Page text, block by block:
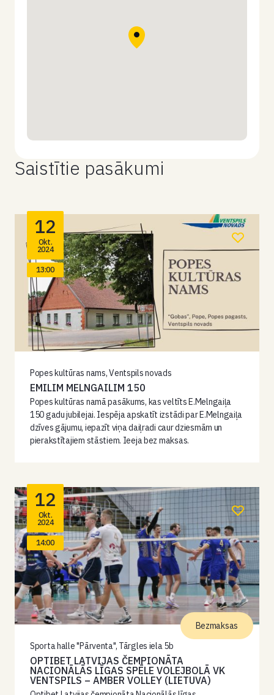
Saistītie pasākumi
12
Okt.
2024
13:00
Popes kultūras nams, Ventspils novads
EMILIM MELNGAILIM 150
Popes kultūras namā pasākums, kas veltīts E.Melngaiļa
150 gadu jubilejai. Iespēja apskatīt izstādi par E.Melngaiļa
dzīves gājumu, iepazīt viņa daiļradi caur dziesmām un
pierakstītajiem stāstiem. Ieeja bez maksas.
12
Okt.
2024
14:00
Sporta halle "Pārventa", Tārgles iela 5b
OPTIBET LATVIJAS ČEMPIONĀTA
NACIONĀLĀS LĪGAS SPĒLE VOLEJBOLĀ VK
VENTSPILS – AMBER VOLLEY (LIETUVA)
Bezmaksas